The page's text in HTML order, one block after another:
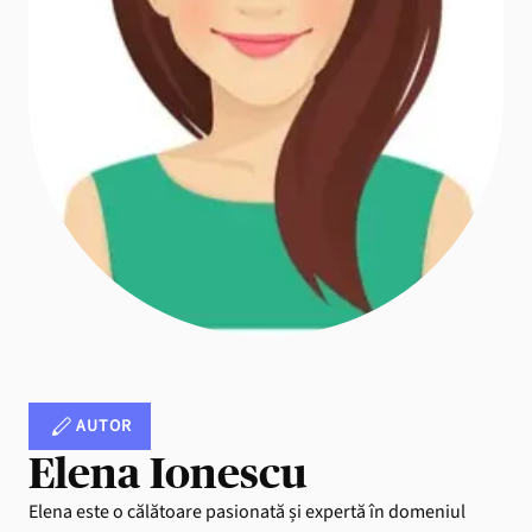
AUTOR
Elena Ionescu
Elena este o călătoare pasionată și expertă în domeniul